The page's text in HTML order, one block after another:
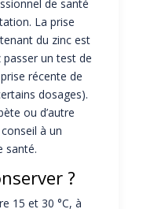
de santé
La prise
du zinc est
passer un test de
récente de
dosages).
ou d’autre
à un
santé.
?
15 et 30 °C, à